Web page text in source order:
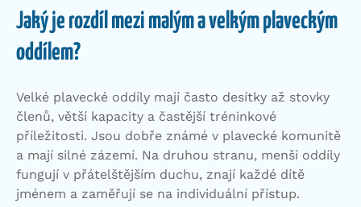
Jaký je rozdíl mezi malým a velkým plaveckým
oddílem?
Velké plavecké oddíly mají často desítky až stovky
členů, větší kapacity a častější tréninkové
příležitosti. Jsou dobře známé v plavecké komunitě
a mají silné zázemí. Na druhou stranu, menší oddíly
fungují v přátelštějším duchu, znají každé dítě
jménem a zaměřují se na individuální přístup.